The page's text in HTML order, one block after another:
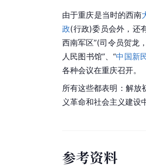
由于重庆是当时的西南
政(行政)委员会外，还
西南军区”(司令员贺龙
人民图书馆”、“中国新
各种会议在重庆召开。
所有这些都表明：解放
义革命和社会主义建设
参考资料